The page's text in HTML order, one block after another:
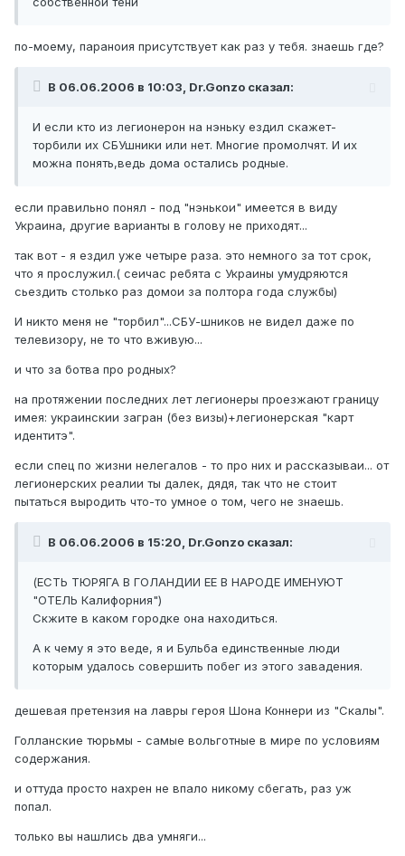
по-моему, параноия присутствует как раз у тебя. знаешь где?
В 06.06.2006 в 10:03, Dr.Gonzo сказал:
И если кто из легионерон на нэньку ездил скажет-
торбили их СБУшники или нет. Многие промолчят. И их
можна понять,ведь дома остались родные.
если правильно понял - под "нэнькои" имеется в виду
Украина, другие варианты в голову не приходят...
так вот - я ездил уже четыре раза. это немного за тот срок,
что я прослужил.( сеичас ребята с Украины умудряются
сьездить столько раз домои за полтора года службы)
И никто меня не "торбил"...СБУ-шников не видел даже по
телевизору, не то что вживую...
и что за ботва про родных?
на протяжении последних лет легионеры проезжают границу
имея: украинскии загран (без визы)+легионерская "карт
идентитэ".
если спец по жизни нелегалов - то про них и рассказываи... от
легионерских реалии ты далек, дядя, так что не стоит
пытаться выродить что-то умное о том, чего не знаешь.
В 06.06.2006 в 15:20, Dr.Gonzo сказал:
(ЕСТЬ ТЮРЯГА В ГОЛАНДИИ ЕЕ В НАРОДЕ ИМЕНУЮТ
"ОТЕЛЬ Калифорния")
Скжите в каком городке она находиться.
А к чему я это веде, я и Бульба единственные люди
которым удалось совершить побег из этого завадения.
дешевая претензия на лавры героя Шона Коннери из "Скалы".
Голланские тюрьмы - самые вольготные в мире по условиям
содержания.
и оттуда просто нахрен не впало никому сбегать, раз уж
попал.
только вы нашлись два умняги...